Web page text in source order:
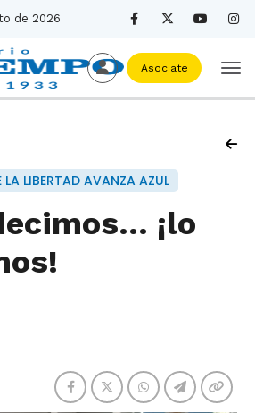
de 2026
Asociate
LA LIBERTAD AVANZA AZUL
¡lo